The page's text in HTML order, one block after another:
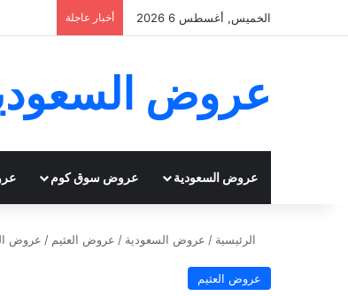
الخميس, أغسطس 6 2026 أخبار عاجلة
عروض
عروض السعودية عروض سوق كوم
الرئيسية / عروض السعودية / عروض العثيم / عروض
عروض العثيم